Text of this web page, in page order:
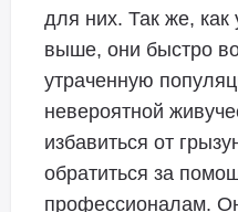
для них. Так же,
выше, они быстро
утраченную
невероятной
избавиться от
обратиться за
профессионалам.